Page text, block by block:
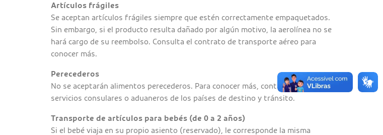
Artículos frágiles
Se aceptan artículos frágiles siempre que estén correctamente empaquetados.
Sin embargo, si el producto resulta dañado por algún motivo, la aerolínea no se
hará cargo de su reembolso. Consulta el contrato de transporte aéreo para
conocer más.
Perecederos
No se aceptarán alimentos perecederos. Para conocer más, contacta con los
servicios consulares o aduaneros de los países de destino y tránsito.
Transporte de artículos para bebés (de 0 a 2 años)
Si el bebé viaja en su propio asiento (reservado), le corresponde la misma